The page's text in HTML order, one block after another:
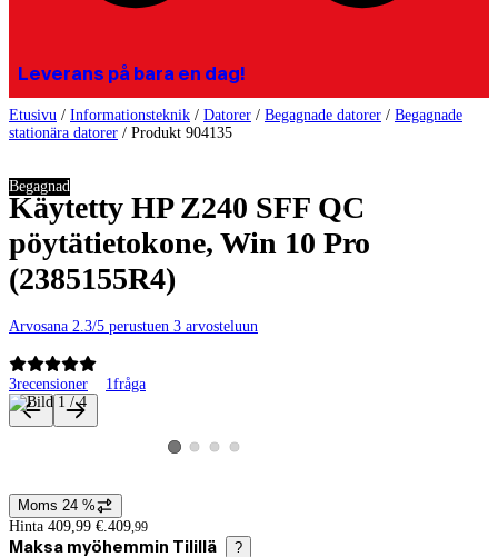
Leverans på bara en dag!
Etusivu / Informationsteknik / Datorer / Begagnade datorer / Begagnade
stationära datorer / Produkt 904135
Käytetty HP Z240 SFF QC
pöytätietokone, Win 10 Pro
(2385155R4)
Arvosana 2.3/5 perustuen 3 arvosteluun
3recensioner 1fråga
Begagnad
Produktbilder och videor
Visa produktbild 1
Visa produktbild 2
Visa produktbild 3
Visa produktbild 4
Prisinformation
Moms 24 %
Hinta 409,99 €. 409,99
Maksa myöhemmin Tilillä ?